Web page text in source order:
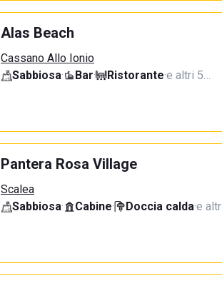
Alas Beach
Cassano Allo Ionio
Sabbiosa· Bar· Ristorante·e altri 5…
Pantera Rosa Village
Scalea
Sabbiosa· Cabine· Doccia calda·e